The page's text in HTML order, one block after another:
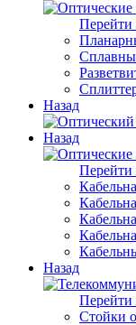
Перейти
Назад
Назад
Перейти
Назад
Перейти
Стойки